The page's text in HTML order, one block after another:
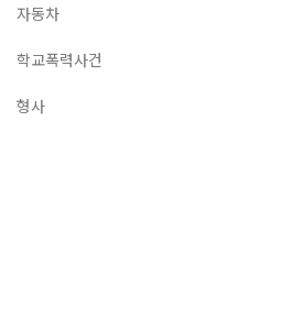
자동차
학교폭력사건
형사